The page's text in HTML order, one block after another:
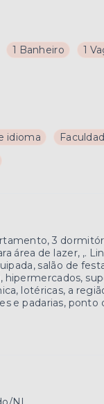
1 Banheiro 1
idioma
3
área de lazer, ,.
salão de
hipermercados,
lotéricas, a
e padarias, ponto